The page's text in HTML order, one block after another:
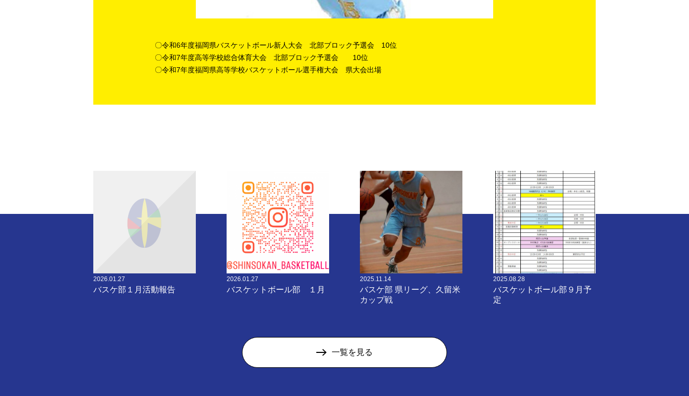
〇令和6年度福岡県バスケットボール新人大会 北部ブロック予選会 10位
〇令和7年度高等学校総合体育大会 北部ブロック予選会 10位
〇令和7年度福岡県高等学校バスケットボール選手権大会 県大会出場
2026.01.27
バスケ部１月活動報告
2026.01.27
バスケットボール部 １月
2025.11.14
バスケ部 県リーグ、久留米
カップ戦
2025.08.28
バスケットボール部９月予
定
一覧を見る